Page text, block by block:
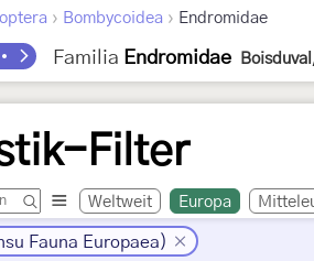
› Bombycoidea › Endromidae
Familia Endromidae
Filter
Weltweit Europa
Fauna Europaea)